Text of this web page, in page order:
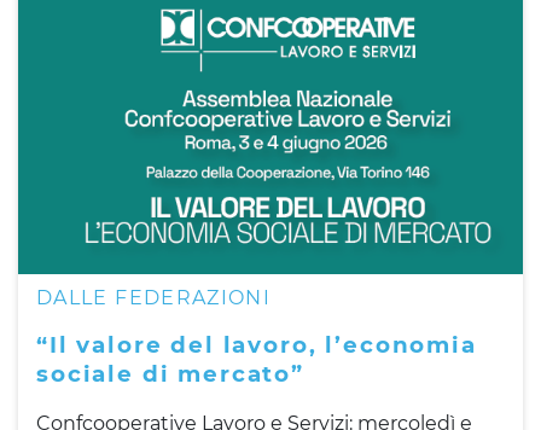
DALLE FEDERAZIONI
“Il valore del lavoro, l’economia
sociale di mercato”
Confcooperative Lavoro e Servizi: mercoledì e